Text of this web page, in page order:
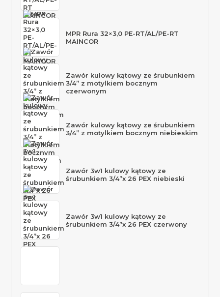
MPR Rura 32×3,0 PE-RT/AL/PE-RT
MAINCOR
Zawór kulowy kątowy ze śrubunkiem
3/4” z motylkiem bocznym
czerwonym
Zawór kulowy kątowy ze śrubunkiem
3/4” z motylkiem bocznym niebieskim
Zawór 3w1 kulowy kątowy ze
śrubunkiem 3/4”x 26 PEX niebieski
Zawór 3w1 kulowy kątowy ze
śrubunkiem 3/4”x 26 PEX czerwony